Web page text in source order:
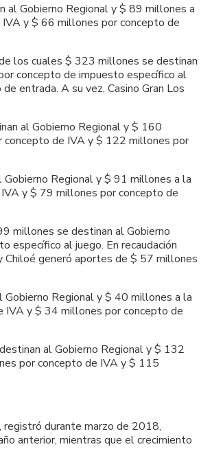
al Gobierno Regional y $ 89 millones a
y $ 66 millones por concepto de
los cuales $ 323 millones se destinan
concepto de impuesto específico al
entrada. A su vez, Casino Gran Los
al Gobierno Regional y $ 160
concepto de IVA y $ 122 millones por
Regional y $ 91 millones a la
y $ 79 millones por concepto de
millones se destinan al Gobierno
específico al juego. En recaudación
generó aportes de $ 57 millones
Regional y $ 40 millones a la
IVA y $ 34 millones por concepto de
al Gobierno Regional y $ 132
por concepto de IVA y $ 115
registró durante marzo de 2018,
anterior, mientras que el crecimiento